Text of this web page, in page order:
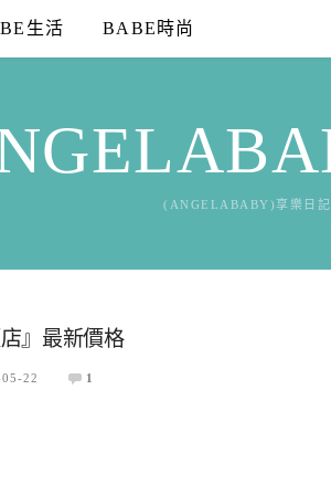
生活 BABE時尚
(ANGELABABY)享樂日記
』最新價格
22 1